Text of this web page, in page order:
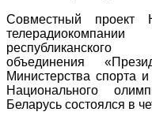
Совместный проект
республиканского
объединения
Министерства спорта
Национального
Беларусь состоялся в